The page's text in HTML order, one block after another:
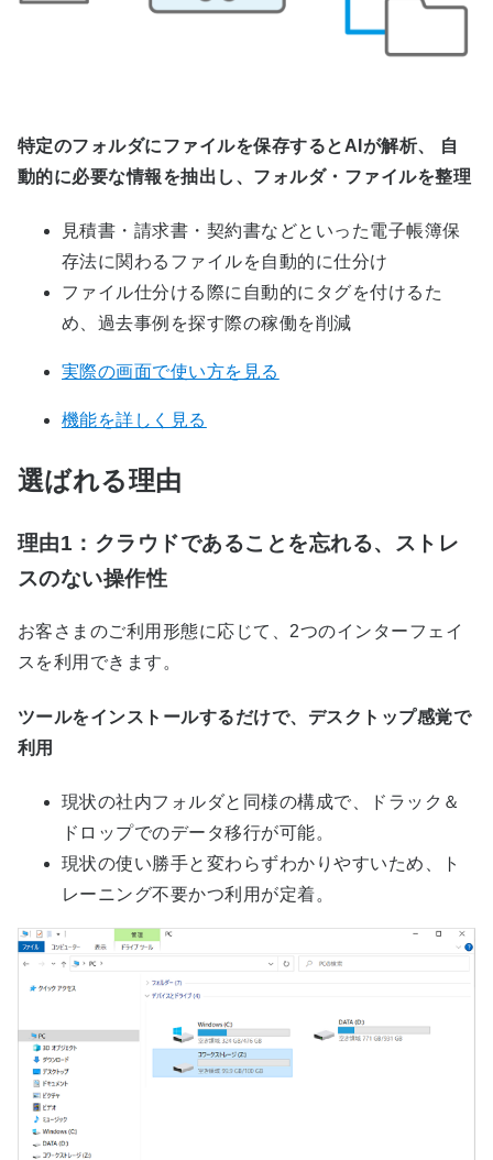
特定のフォルダにファイルを保存するとAIが解析、 自
動的に必要な情報を抽出し、フォルダ・ファイルを整理
見積書・請求書・契約書などといった電子帳簿保
存法に関わるファイルを自動的に仕分け
ファイル仕分ける際に自動的にタグを付けるた
め、過去事例を探す際の稼働を削減
実際の画面で使い方を見る
機能を詳しく見る
選ばれる理由
理由1：クラウドであることを忘れる、ストレ
スのない操作性
お客さまのご利用形態に応じて、2つのインターフェイ
スを利用できます。
ツールをインストールするだけで、デスクトップ感覚で
利用
現状の社内フォルダと同様の構成で、ドラック＆
ドロップでのデータ移行が可能。
現状の使い勝手と変わらずわかりやすいため、ト
レーニング不要かつ利用が定着。